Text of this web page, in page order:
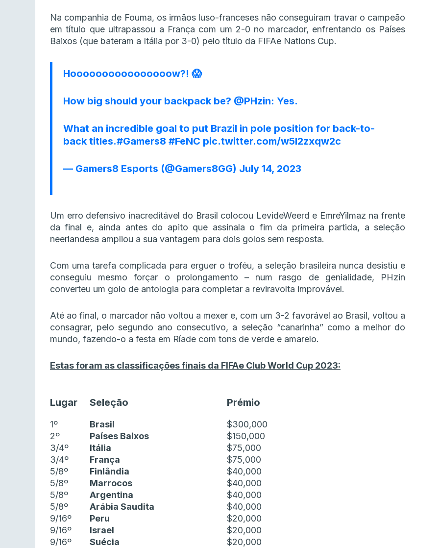
Na companhia de Fouma, os irmãos luso-franceses não conseguiram travar o campeão
em título que ultrapassou a França com um 2-0 no marcador, enfrentando os Países
Baixos (que bateram a Itália por 3-0) pelo título da FIFAe Nations Cup.
Hoooooooooooooooow?! 😱
How big should your backpack be? @PHzin: Yes.
What an incredible goal to put Brazil in pole position for back-to-
back titles.#Gamers8 #FeNC pic.twitter.com/w5I2zxqw2c
— Gamers8 Esports (@Gamers8GG) July 14, 2023
Um erro defensivo inacreditável do Brasil colocou LevideWeerd e EmreYilmaz na frente
da final e, ainda antes do apito que assinala o fim da primeira partida, a seleção
neerlandesa ampliou a sua vantagem para dois golos sem resposta.
Com uma tarefa complicada para erguer o troféu, a seleção brasileira nunca desistiu e
conseguiu mesmo forçar o prolongamento – num rasgo de genialidade, PHzin
converteu um golo de antologia para completar a reviravolta improvável.
Até ao final, o marcador não voltou a mexer e, com um 3-2 favorável ao Brasil, voltou a
consagrar, pelo segundo ano consecutivo, a seleção “canarinha” como a melhor do
mundo, fazendo-o a festa em Ríade com tons de verde e amarelo.
Estas foram as classificações finais da FIFAe Club World Cup 2023:
Lugar Seleção Prémio
1º Brasil
$300,000
2º
Países Baixos
$150,000
3/4º
Itália
$75,000
3/4º
França
$75,000
5/8º
Finlândia
$40,000
5/8º
Marrocos
$40,000
5/8º
Argentina
$40,000
5/8º
Arábia Saudita
$40,000
9/16º
Peru
$20,000
9/16º
Israel
$20,000
9/16º
Suécia
$20,000